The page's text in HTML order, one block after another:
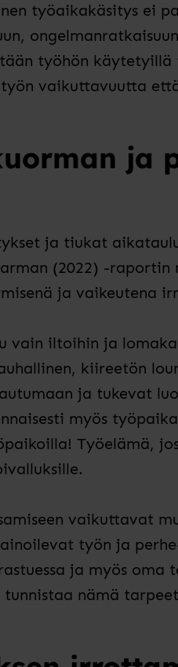
työaikakäsitys ei
työhön
vaikuttavuutta
ja
ja tiukat
(2022) -raportin
ja vaikeutena
vain iltoihin ja
kiireetön
ja tukevat
myös
Työelämä,
vaikuttavat
työn ja
ja myös
nämä